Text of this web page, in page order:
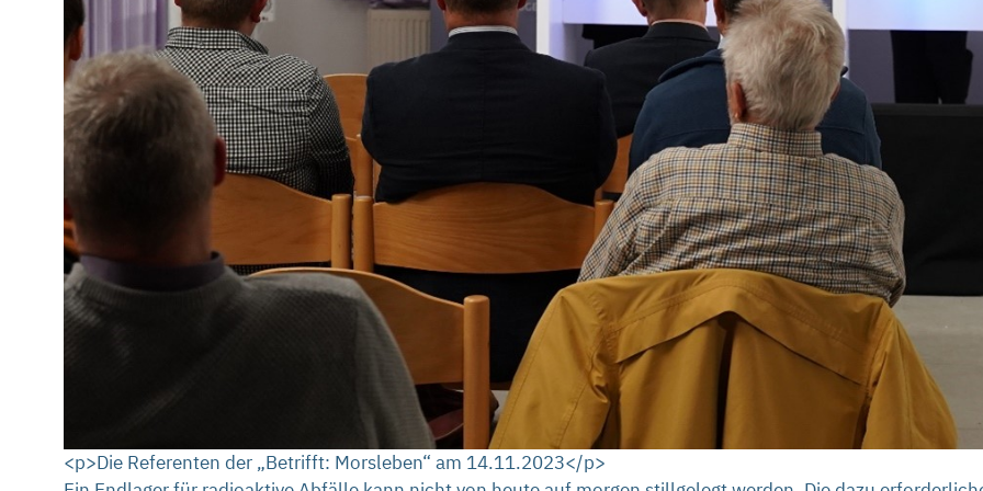
<p>Die Referenten der „Betrifft: Morsleben“ am 14.11.2023</p>